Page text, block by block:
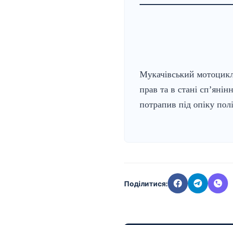
Мукачівський
прав та в стані
потрапив під опіку
Поділитися: